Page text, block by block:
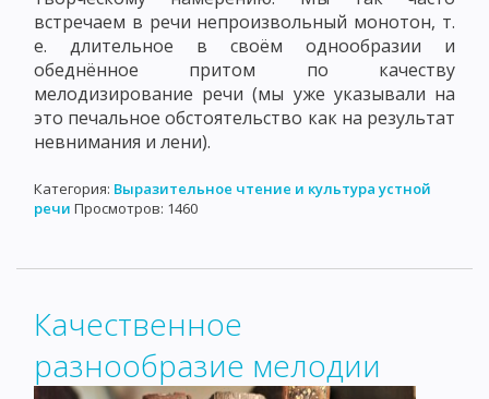
встречаем в речи непроизвольный монотон, т.
е. длительное в своём однообразии и
обеднённое притом по качеству
мелодизирование речи (мы уже указывали на
это печальное обстоятельство как на результат
невнимания и лени).
Категория: Выразительное чтение и культура устной
речи Просмотров: 1460
Качественное
разнообразие мелодии